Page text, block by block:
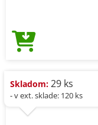
Skladom: 29 ks
- v ext. sklade: 120 ks